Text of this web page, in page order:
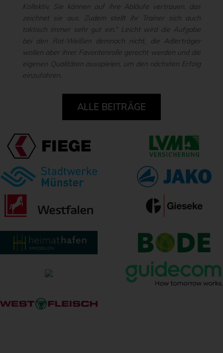
Kollektiv. Sie können auf ihre Abläufe vertrauen, das
zeichnet sie aus. Zudem stellt ihr Trainer sich auch
taktisch immer sehr gut ein.“ Leicht wird die Aufgabe
bei den Rot-Weißen demnach nicht, die Adlerträger
wollen aber ihrer Favoritenrolle gerecht werden und die
eigenen Qualitäten ausspielen, um den nächsten Erfolg
einzufahren.
ALLE BEITRÄGE